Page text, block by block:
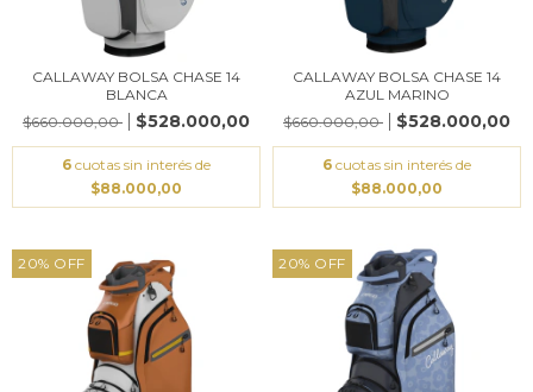
CALLAWAY BOLSA CHASE 14
BLANCA
$660.000,00
$528.000,00
6 cuotas sin interés de
$88.000,00
CALLAWAY BOLSA CHASE 14
AZUL MARINO
$660.000,00
$528.000,00
6 cuotas sin interés de
$88.000,00
20% OFF 20% OFF